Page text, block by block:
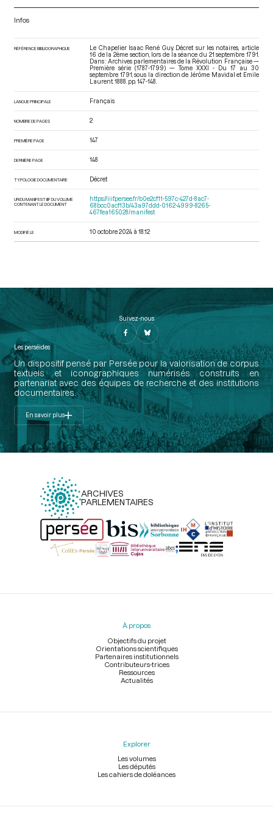
Infos
RÉFÉRENCE BIBLIOGRAPHIQUE
Le Chapelier Isaac René Guy. Décret sur les notaires, article
16 de la 2ème section, lors de la séance du 21 septembre 1791.
Dans : Archives parlementaires de la Révolution Française —
Première série (1787-1799) — Tome XXXI - Du 17 au 30
septembre 1791 , sous la direction de Jérôme Mavidal et Emile
Laurent. 1888. pp. 147-148.
LANGUE PRINCIPALE Français
NOMBRE DE PAGES 2
PREMIÈRE PAGE 147
DERNIÈRE PAGE 148
TYPOLOGIE DOCUMENTAIRE Décret
URI DU MANIFEST IIIF DU VOLUME
CONTENANT LE DOCUMENT
https://iiif.persee.fr/b0e2cf11-597c-427d-8ac7-
68bcc0acf13b/43a97ddd-0162-4999-8265-
467fea165028/manifest
MODIFIÉ LE 10 octobre 2024 à 18:12
Suivez-nous
Les perséides
Un dispositif pensé par Persée pour la valorisation de corpus
textuels et iconographiques numérisés construits en
partenariat avec des équipes de recherche et des institutions
documentaires.
En savoir plus
ARCHIVES
PARLEMENTAIRES
Menu
À propos
Objectifs du projet
Orientations scientifiques
Partenaires institutionnels
Contributeurs-trices
Ressources
Actualités
Explorer
Les volumes
Les députés
Les cahiers de doléances